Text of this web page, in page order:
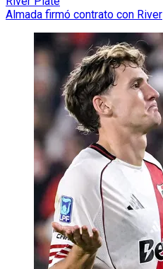
Almada firmó contrato con River